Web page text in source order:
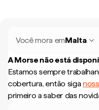
Você mora emMalta
A Morse não está
Estamos sempre
cobertura, então siga
primeiro a saber das